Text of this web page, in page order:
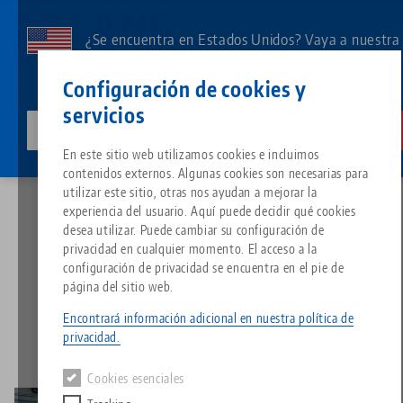
Configuración de cookies y
servicios
En este sitio web utilizamos cookies e incluimos
contenidos externos. Algunas cookies son necesarias para
utilizar este sitio, otras nos ayudan a mejorar la
experiencia del usuario. Aquí puede decidir qué cookies
desea utilizar. Puede cambiar su configuración de
privacidad en cualquier momento. El acceso a la
configuración de privacidad se encuentra en el pie de
página del sitio web.
Encontrará información adicional en nuestra política de
privacidad.
Cookies esenciales
contenido
¿Se encuentra en Estados Unidos? Vaya a nuestra
de su país.
Todo de una sola fuente
Sistema de sujeción de punto
Portapiezas
Grupo de
Tipos de productos
Resumen de productos
Acerca de LANG
Filosofía
Innovaciones
Descargas
FAQ
Solicitud de catálogo
Blog
Noticias
Eventos
Productos correspondientes
Lo sentimos. No hemos podido encontrar ningún resultado.
Ir a la página del producto
Search
Descargas
Breadcrumb
Invertir en el futuro
13.04.2021 — comunicados de prensa
Volver a las novedades